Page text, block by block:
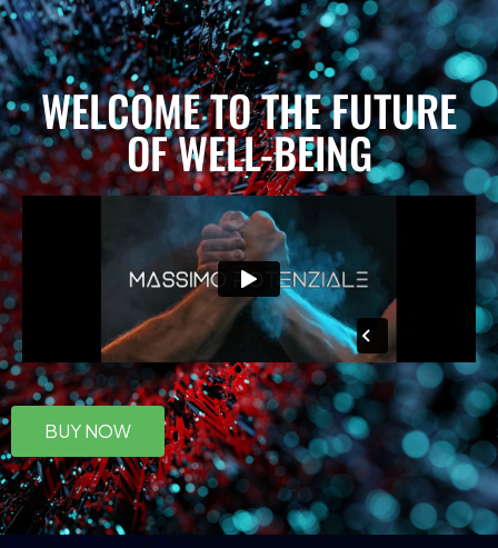
WELCOME TO THE FUTURE
OF WELL-BEING
BUY NOW